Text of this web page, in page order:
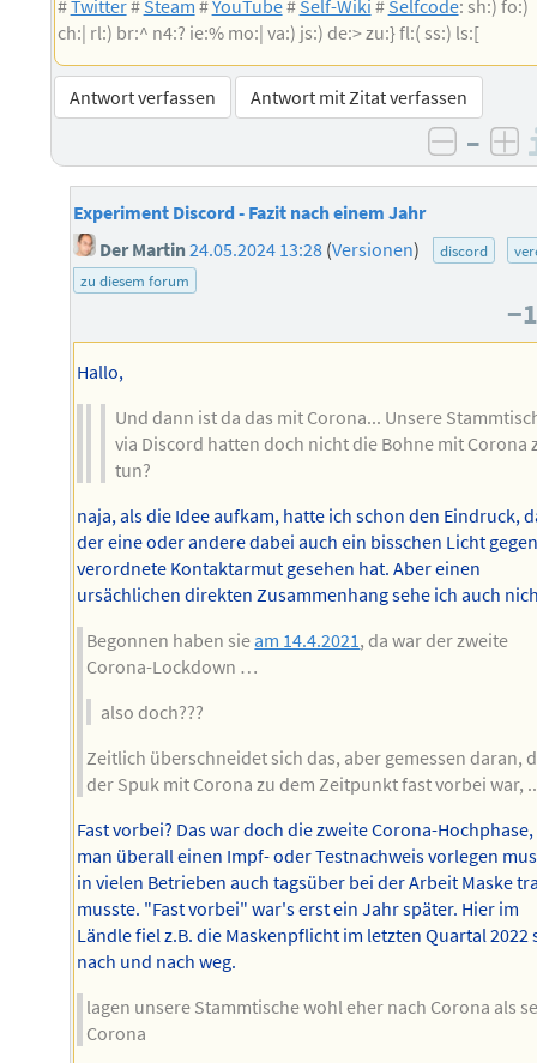
#Twitter# Steam #YouTube# Self-Wiki # Selfcode: sh:) fo:)
ch:| rl:) br:^ n4:? ie:% mo:| va:) js:) de:> zu:} fl:( ss:) ls:[
Antwort verfassen Antwort mit Zitat verfassen
–
Experiment Discord - Fazit nach einem Jahr
Der Martin24.05.2024 13:28 (Versionen) discord
zu diesem forum
Hallo,
Und dann ist da das mit Corona... Unsere
via Discord hatten doch nicht die Bohne mit Corona
tun?
naja, als die Idee aufkam, hatte ich schon den Eindruck,
der eine oder andere dabei auch ein bisschen Licht
verordnete Kontaktarmut gesehen hat. Aber einen
ursächlichen direkten Zusammenhang sehe ich auch
Begonnen haben sie am 14.4.2021, da war der zweite
Corona-Lockdown …
also doch???
Zeitlich überschneidet sich das, aber gemessen daran,
der Spuk mit Corona zu dem Zeitpunkt fast vorbei war,
Fast vorbei? Das war doch die zweite Corona-
man überall einen Impf- oder Testnachweis vorlegen
in vielen Betrieben auch tagsüber bei der Arbeit Maske
musste. "Fast vorbei" war's erst ein Jahr später. Hier im
Ländle fiel z.B. die Maskenpflicht im letzten Quartal 2022
nach und nach weg.
lagen unsere Stammtische wohl eher nach Corona als
Corona